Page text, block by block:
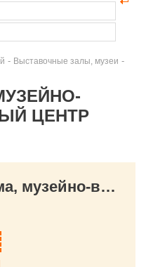
- Выставочные залы, музеи -
ЦЕНТР
КОНТАКТЫ Диорама, музейно-выставочный центр